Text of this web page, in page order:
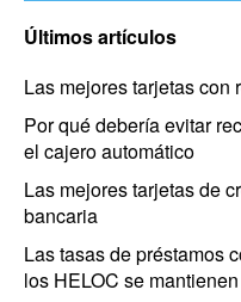
Últimos artículos
Las mejores tarjetas con
Por qué debería evitar
el cajero automático
Las mejores tarjetas de
bancaria
Las tasas de préstamos
los HELOC se